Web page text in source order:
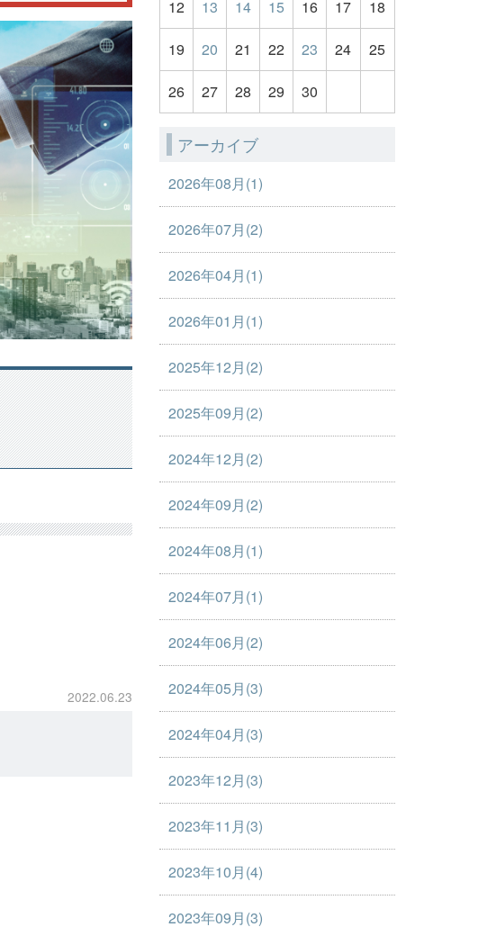
2022.06.23
12 13 14 15 16 17 18
19 20 21 22 23 24 25
26 27 28 29 30
アーカイブ
2026年08月(1)
2026年07月(2)
2026年04月(1)
2026年01月(1)
2025年12月(2)
2025年09月(2)
2024年12月(2)
2024年09月(2)
2024年08月(1)
2024年07月(1)
2024年06月(2)
2024年05月(3)
2024年04月(3)
2023年12月(3)
2023年11月(3)
2023年10月(4)
2023年09月(3)